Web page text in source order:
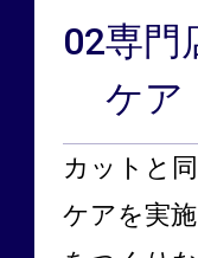
02専門
ケア
カットと
ケアを実